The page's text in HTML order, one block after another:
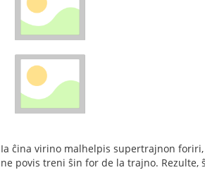
Ia ĉina virino malhelpis supertrajnon
ne povis treni ŝin for de la trajno.